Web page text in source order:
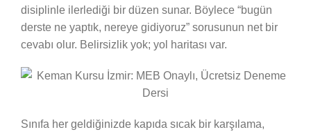
disiplinle ilerlediği bir düzen sunar. Böylece “bugün
derste ne yaptık, nereye gidiyoruz” sorusunun net bir
cevabı olur. Belirsizlik yok; yol haritası var.
Sınıfa her geldiğinizde kapıda sıcak bir karşılama,